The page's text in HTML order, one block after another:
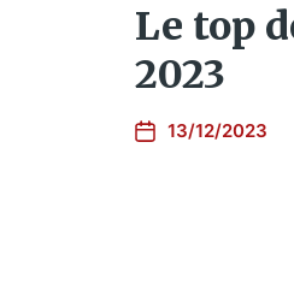
Le top
2023
13/12/2023